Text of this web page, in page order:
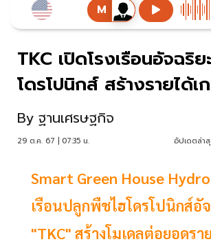
TKC เปิดโรงเรือนอัจฉริ
โดรโปนิกส์ สร้างรายได้เ
By ฐานเศรษฐกิจ
29 ต.ค. 67 | 07:35 น. อัปเดตล่า
Smart Green House
เรือนปลูกพืชไฮโดรโปนิกส์อั
"TKC" สร้างโมเดลต่อยอดรา